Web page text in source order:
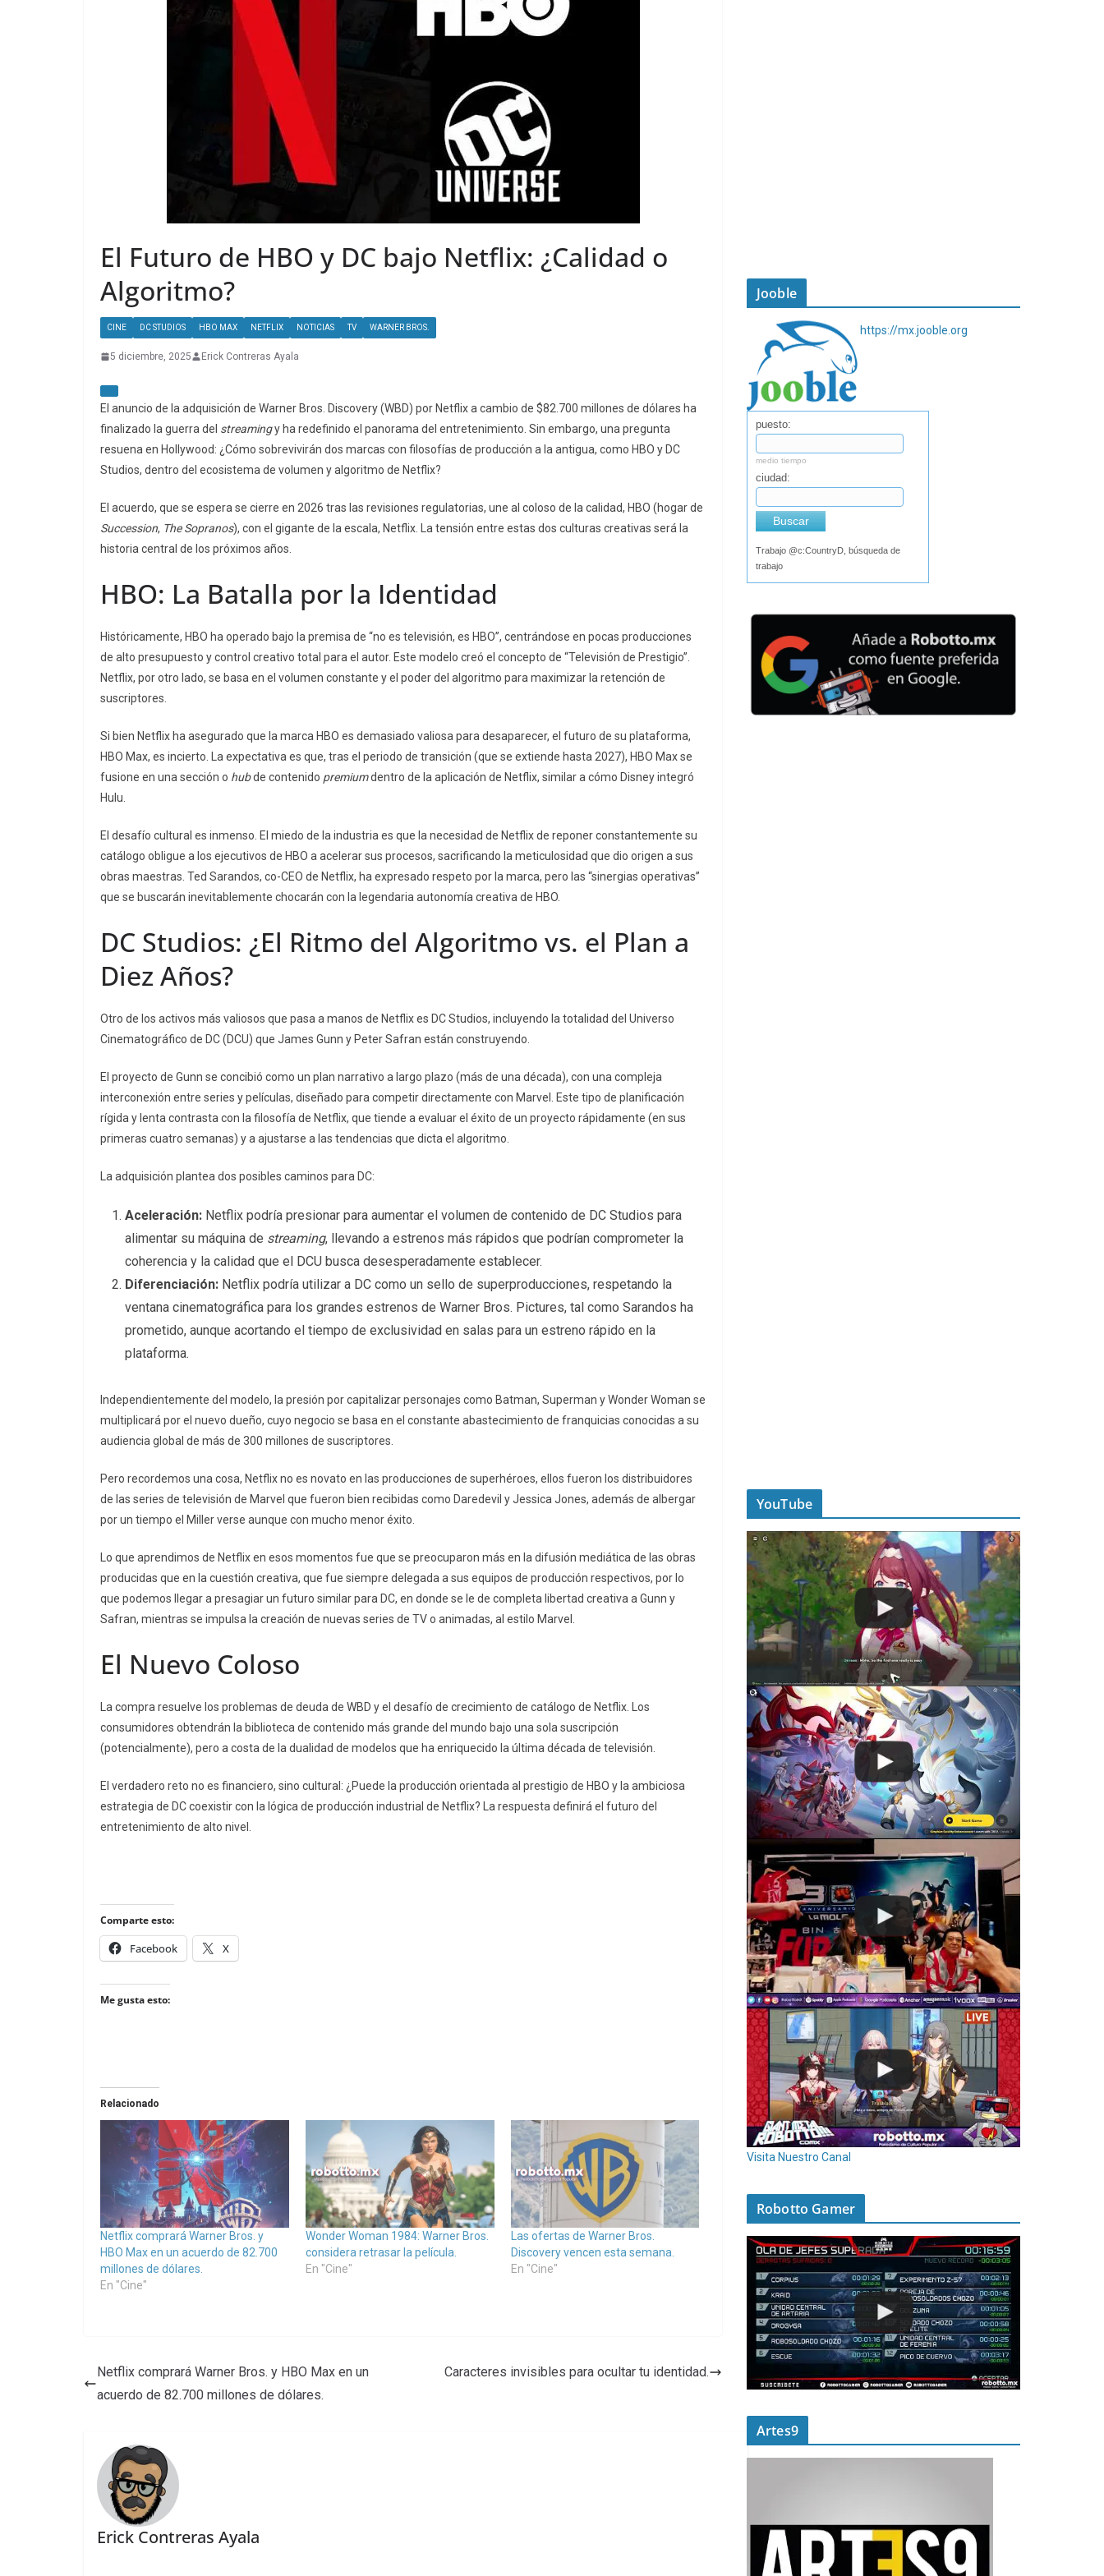
El Futuro de HBO y DC bajo Netflix: ¿Calidad o
Algoritmo?
CINE DC STUDIOS HBO MAX NETFLIX NOTICIAS TV WARNER BROS.
5 diciembre, 2025 Erick Contreras Ayala
El anuncio de la adquisición de Warner Bros. Discovery (WBD) por Netflix a cambio de $82.700 millones de dólares ha
finalizado la guerra del streamingy ha redefinido el panorama del entretenimiento. Sin embargo, una pregunta
resuena en Hollywood: ¿Cómo sobrevivirán dos marcas con filosofías de producción a la antigua, como HBO y DC
Studios, dentro del ecosistema de volumen y algoritmo de Netflix?
El acuerdo, que se espera se cierre en 2026 tras las revisiones regulatorias, une al coloso de la calidad, HBO (hogar de
Succession, The Sopranos), con el gigante de la escala, Netflix. La tensión entre estas dos culturas creativas será la
historia central de los próximos años.
HBO: La Batalla por la Identidad
Históricamente, HBO ha operado bajo la premisa de “no es televisión, es HBO”, centrándose en pocas producciones
de alto presupuesto y control creativo total para el autor. Este modelo creó el concepto de “Televisión de Prestigio”.
Netflix, por otro lado, se basa en el volumen constante y el poder del algoritmo para maximizar la retención de
suscriptores.
Si bien Netflix ha asegurado que la marca HBO es demasiado valiosa para desaparecer, el futuro de su plataforma,
HBO Max, es incierto. La expectativa es que, tras el periodo de transición (que se extiende hasta 2027), HBO Max se
fusione en una sección o hubde contenido premiumdentro de la aplicación de Netflix, similar a cómo Disney integró
Hulu.
El desafío cultural es inmenso. El miedo de la industria es que la necesidad de Netflix de reponer constantemente su
catálogo obligue a los ejecutivos de HBO a acelerar sus procesos, sacrificando la meticulosidad que dio origen a sus
obras maestras. Ted Sarandos, co-CEO de Netflix, ha expresado respeto por la marca, pero las “sinergias operativas”
que se buscarán inevitablemente chocarán con la legendaria autonomía creativa de HBO.
DC Studios: ¿El Ritmo del Algoritmo vs. el Plan a
Diez Años?
Otro de los activos más valiosos que pasa a manos de Netflix es DC Studios, incluyendo la totalidad del Universo
Cinematográfico de DC (DCU) que James Gunn y Peter Safran están construyendo.
El proyecto de Gunn se concibió como un plan narrativo a largo plazo (más de una década), con una compleja
interconexión entre series y películas, diseñado para competir directamente con Marvel. Este tipo de planificación
rígida y lenta contrasta con la filosofía de Netflix, que tiende a evaluar el éxito de un proyecto rápidamente (en sus
primeras cuatro semanas) y a ajustarse a las tendencias que dicta el algoritmo.
La adquisición plantea dos posibles caminos para DC:
Aceleración: Netflix podría presionar para aumentar el volumen de contenido de DC Studios para
alimentar su máquina de streaming, llevando a estrenos más rápidos que podrían comprometer la
coherencia y la calidad que el DCU busca desesperadamente establecer.
Diferenciación: Netflix podría utilizar a DC como un sello de superproducciones, respetando la
ventana cinematográfica para los grandes estrenos de Warner Bros. Pictures, tal como Sarandos ha
prometido, aunque acortando el tiempo de exclusividad en salas para un estreno rápido en la
plataforma.
Independientemente del modelo, la presión por capitalizar personajes como Batman, Superman y Wonder Woman se
multiplicará por el nuevo dueño, cuyo negocio se basa en el constante abastecimiento de franquicias conocidas a su
audiencia global de más de 300 millones de suscriptores.
Pero recordemos una cosa, Netflix no es novato en las producciones de superhéroes, ellos fueron los distribuidores
de las series de televisión de Marvel que fueron bien recibidas como Daredevil y Jessica Jones, además de albergar
por un tiempo el Miller verse aunque con mucho menor éxito.
Lo que aprendimos de Netflix en esos momentos fue que se preocuparon más en la difusión mediática de las obras
producidas que en la cuestión creativa, que fue siempre delegada a sus equipos de producción respectivos, por lo
que podemos llegar a presagiar un futuro similar para DC, en donde se le de completa libertad creativa a Gunn y
Safran, mientras se impulsa la creación de nuevas series de TV o animadas, al estilo Marvel.
El Nuevo Coloso
La compra resuelve los problemas de deuda de WBD y el desafío de crecimiento de catálogo de Netflix. Los
consumidores obtendrán la biblioteca de contenido más grande del mundo bajo una sola suscripción
(potencialmente), pero a costa de la dualidad de modelos que ha enriquecido la última década de televisión.
El verdadero reto no es financiero, sino cultural: ¿Puede la producción orientada al prestigio de HBO y la ambiciosa
estrategia de DC coexistir con la lógica de producción industrial de Netflix? La respuesta definirá el futuro del
entretenimiento de alto nivel.
Comparte esto:
Facebook X
Me gusta esto:
Relacionado
Netflix comprará Warner Bros. y
HBO Max en un acuerdo de 82.700
millones de dólares.
En "Cine"
Wonder Woman 1984: Warner Bros.
considera retrasar la película.
En "Cine"
Las ofertas de Warner Bros.
Discovery vencen esta semana.
En "Cine"
Netflix comprará Warner Bros. y HBO Max en un
acuerdo de 82.700 millones de dólares.
Caracteres invisibles para ocultar tu identidad.
Erick Contreras Ayala
Jooble
https://mx.jooble.org
puesto:
medio tiempo
ciudad:
Buscar
Trabajo @c:CountryD, búsqueda de
trabajo
YouTube
Visita Nuestro Canal
Robotto Gamer
Artes9